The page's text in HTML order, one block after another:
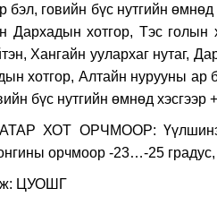
бэл, говийн бүс нутгийн
Дархадын хотгор, Тэс
Хангайн уулархаг нутаг,
хотгор, Алтайн нурууны ар
бүс нутгийн өмнөд
ХОТ ОРЧМООР: Үүлшинэ.
орчмоор -23…-25 градус,
ЦУОШГ